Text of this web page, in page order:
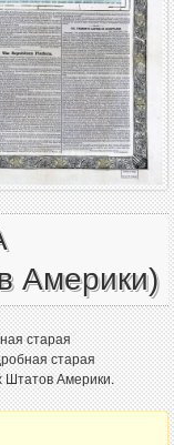
Америки)
старая
старая
Штатов Америки.